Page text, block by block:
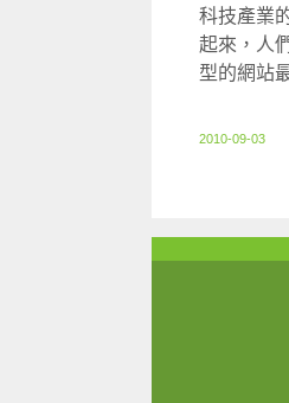
科技產業
起來，人
型的網站
2010-09-03